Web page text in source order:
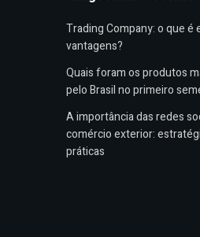
Trading Company: o que é
vantagens?
Quais foram os produtos
pelo Brasil no primeiro
A importância das redes
comércio exterior:
práticas